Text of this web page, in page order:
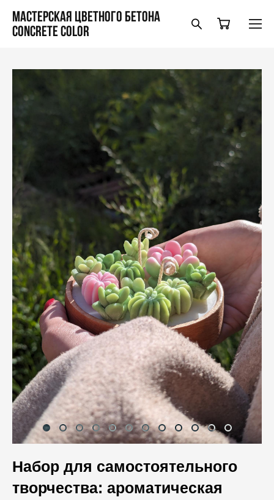
Мастерская цветного бетона
Concrete Color
Набор для самостоятельного
творчества: ароматическая